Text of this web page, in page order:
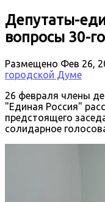
Депутаты-
вопросы 30-
Размещено Фев 26,
городской Думе
26 февраля члены
"Единая Россия"
предстоящего
солидарное